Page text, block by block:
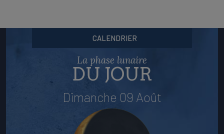
CALENDRIER
La phase lunaire
DU JOUR
Dimanche 09 Août